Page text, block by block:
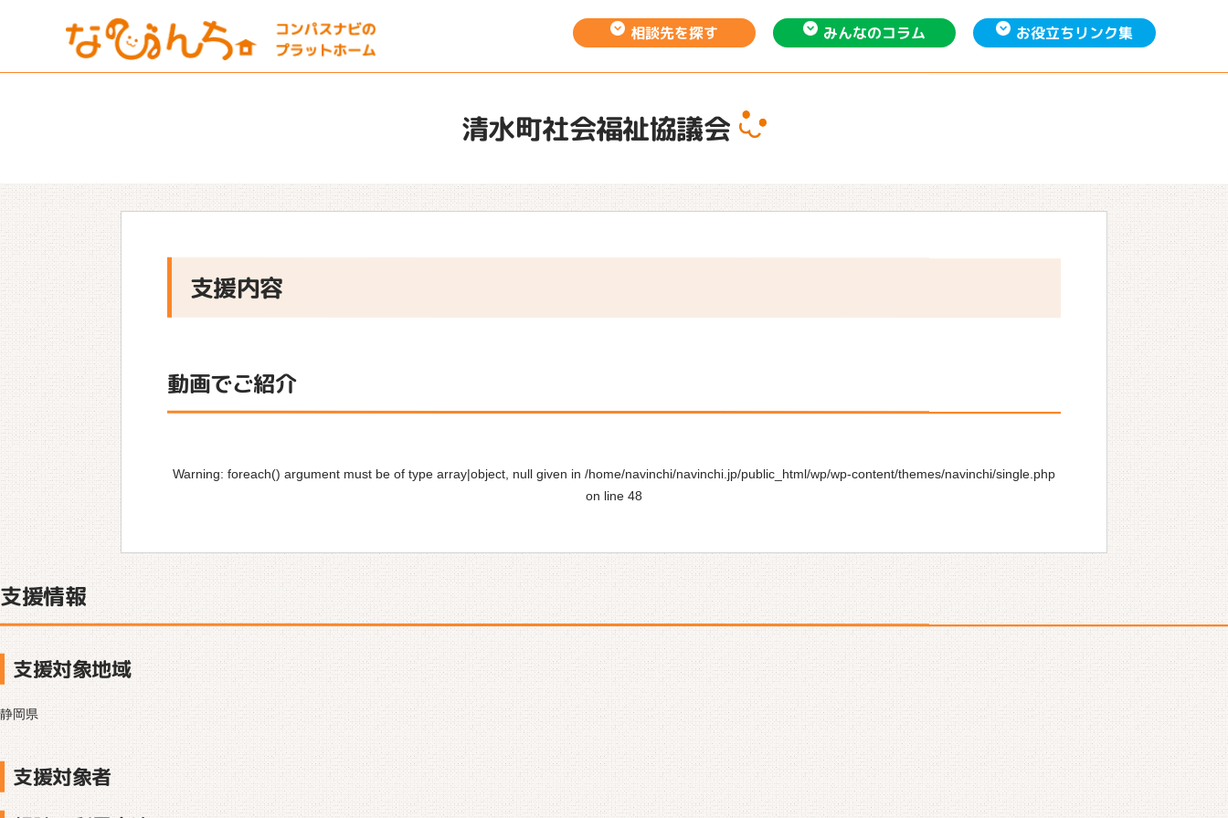
相談先を探す みんなのコラム お役立ちリンク集
清水町社会福祉協議会
支援内容
動画でご紹介
Warning: foreach() argument must be of type array|object, null given in /home/navinchi/navinchi.jp/public_html/wp/wp-content/themes/navinchi/single.php
on line 48
支援情報
支援対象地域
静岡県
支援対象者